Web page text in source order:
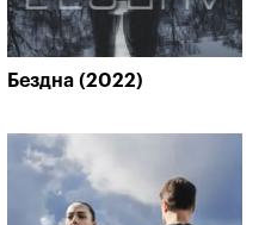
Бездна (2022)